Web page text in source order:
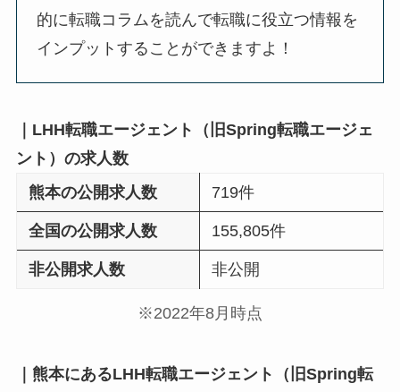
的に転職コラムを読んで転職に役立つ情報を
インプットすることができますよ！
｜LHH転職エージェント（旧Spring転職エージェ
ント）の求人数
熊本の公開求人数
719件
全国の公開求人数 155,805件
非公開求人数 非公開
※2022年8月時点
｜熊本にあるLHH転職エージェント（旧Spring転